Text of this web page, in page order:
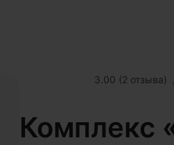
3.00 (2 отзыва)
Комплекс